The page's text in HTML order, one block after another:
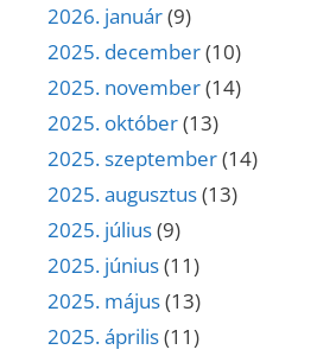
2026. január(9)
2025. december(10)
2025. november(14)
2025. október(13)
2025. szeptember(14)
2025. augusztus(13)
2025. július(9)
2025. június(11)
2025. május(13)
2025. április(11)